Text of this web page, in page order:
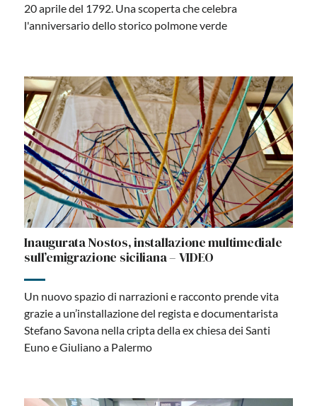
20 aprile del 1792. Una scoperta che celebra
l'anniversario dello storico polmone verde
Inaugurata Nostos, installazione multimediale
sull’emigrazione siciliana – VIDEO
Un nuovo spazio di narrazioni e racconto prende vita
grazie a un’installazione del regista e documentarista
Stefano Savona nella cripta della ex chiesa dei Santi
Euno e Giuliano a Palermo